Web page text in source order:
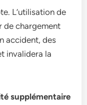
L’utilisation de
de chargement
accident, des
invalidera la
supplémentaire